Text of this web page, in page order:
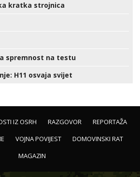
kratka strojnica
spremnost na testu
H11 osvaja svijet
IZ OSRH RAZGOVOR
REPORTAŽA
VOJNA POVIJEST
DOMOVINSKI RAT
MAGAZIN